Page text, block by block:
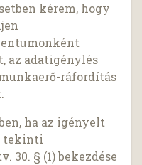
kérem, hogy
az adatigénylés
ráfordítás
ha az igényelt
tekinti
30. § (1) bekezdése